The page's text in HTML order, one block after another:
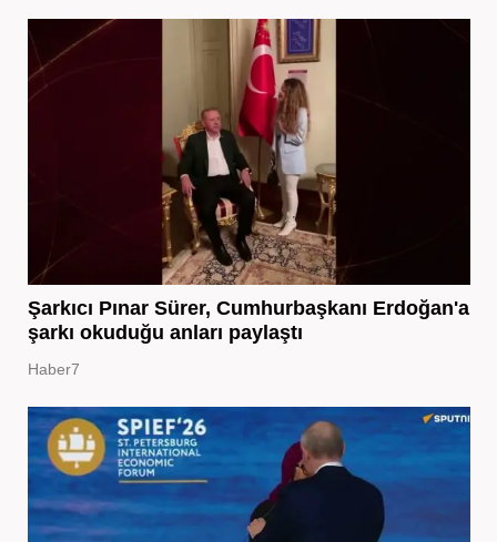
Şarkıcı Pınar Sürer, Cumhurbaşkanı Erdoğan'a
şarkı okuduğu anları paylaştı
Haber7